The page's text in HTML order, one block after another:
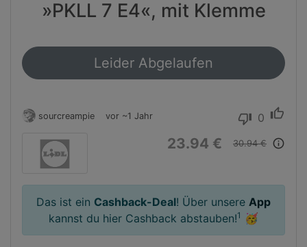
»PKLL 7 E4«, mit Klemme
Leider Abgelaufen
sourcreampie vor ~1 Jahr thumb_down 0 thumb_up
23.94 € 30.94 € info_outline
Das ist ein Cashback-Deal! Über unsere App
kannst du hier Cashback abstauben!1 🥳